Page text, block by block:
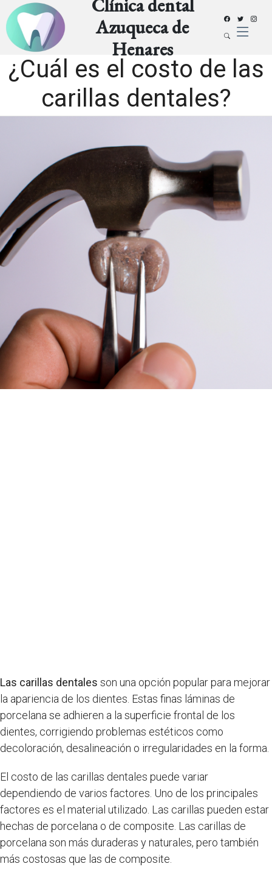
Clínica dental
Azuqueca de
Henares
¿Cuál es el costo de las
carillas dentales?
Las carillas dentales son una opción popular para mejorar
la apariencia de los dientes. Estas finas láminas de
porcelana se adhieren a la superficie frontal de los
dientes, corrigiendo problemas estéticos como
decoloración, desalineación o irregularidades en la forma.
El costo de las carillas dentales puede variar
dependiendo de varios factores. Uno de los principales
factores es el material utilizado. Las carillas pueden estar
hechas de porcelana o de composite. Las carillas de
porcelana son más duraderas y naturales, pero también
más costosas que las de composite.